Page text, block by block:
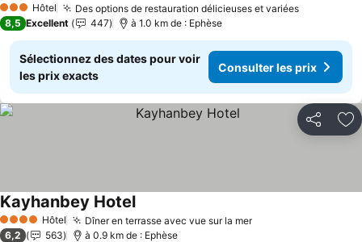
3 ÉtoilesHôtel Des options de restauration délicieuses et variées
8,5 Excellent 447 à 1.0 km de : Ephèse
Sélectionnez des dates pour voir
les prix exacts
Consulter les prix
Partager
4 Étoiles Hôtel Dîner en terrasse avec vue sur la mer
Kayhanbey Hotel
6,2 563 à 0.9 km de : Ephèse